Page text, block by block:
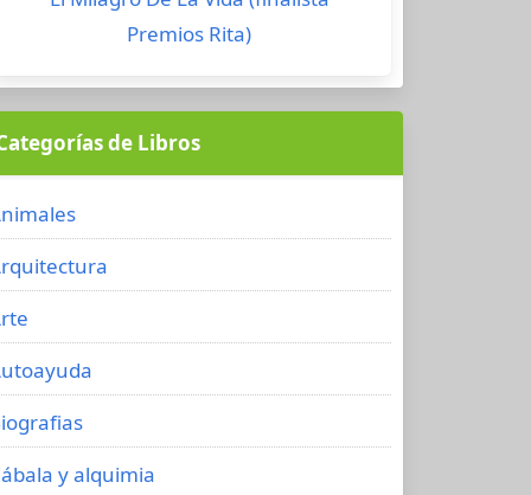
Premios Rita)
de Libros
y alquimia